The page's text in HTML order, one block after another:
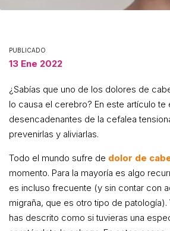
PUBLICADO
13 Ene 2022
¿Sabías que uno de los dolores de
lo causa el cerebro? En este artículo te
desencadenantes de la cefalea
prevenirlas y aliviarlas.
Todo el mundo sufre de dolor de
momento. Para la mayoría es algo
es incluso frecuente (y sin contar con
migraña, que es otro tipo de
has descrito como si tuvieras una